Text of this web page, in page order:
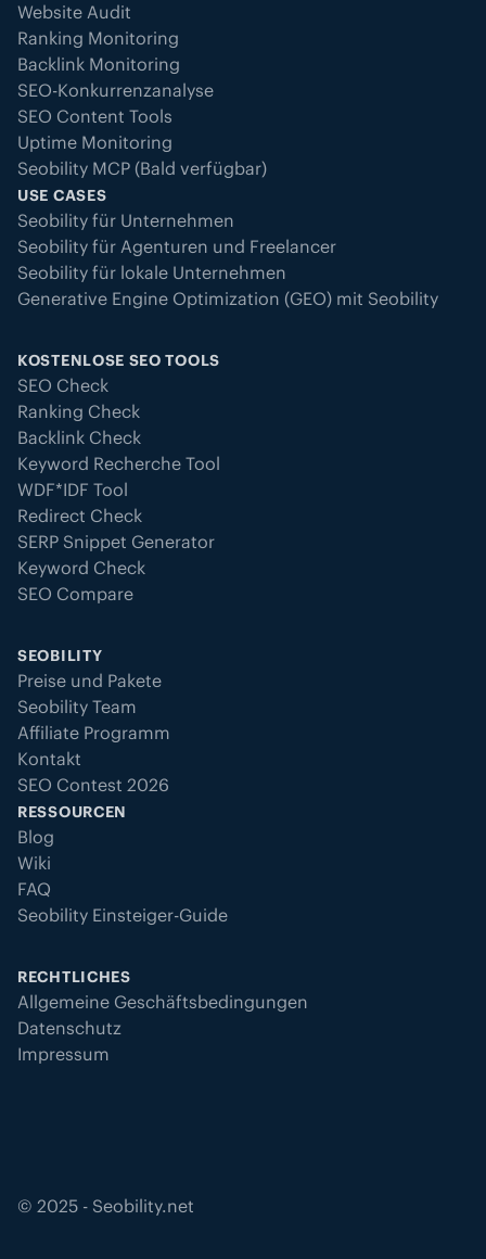
Website Audit
Ranking Monitoring
Backlink Monitoring
SEO-Konkurrenzanalyse
SEO Content Tools
Uptime Monitoring
Seobility MCP (Bald verfügbar)
USE CASES
Seobility für Unternehmen
Seobility für Agenturen und Freelancer
Seobility für lokale Unternehmen
Generative Engine Optimization (GEO) mit Seobility
KOSTENLOSE SEO TOOLS
SEO Check
Ranking Check
Backlink Check
Keyword Recherche Tool
WDF*IDF Tool
Redirect Check
SERP Snippet Generator
Keyword Check
SEO Compare
SEOBILITY
Preise und Pakete
Seobility Team
Affiliate Programm
Kontakt
SEO Contest 2026
RESSOURCEN
Blog
Wiki
FAQ
Seobility Einsteiger-Guide
RECHTLICHES
Allgemeine Geschäftsbedingungen
Datenschutz
Impressum
© 2025 - Seobility.net